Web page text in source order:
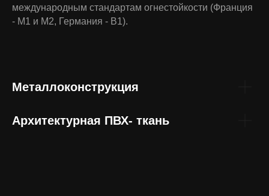
международным стандартам огнестойкости (Франция
- М1 и М2, Германия - В1).
Металлоконструкция
Архитектурная ПВХ- ткань